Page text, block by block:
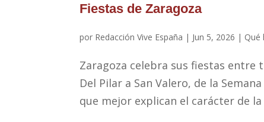
Fiestas de Zaragoza
por Redacción Vive España | Jun 5, 2026 | Qué
Zaragoza celebra sus fiestas entre
Del Pilar a San Valero, de la
que mejor explican el carácter de la